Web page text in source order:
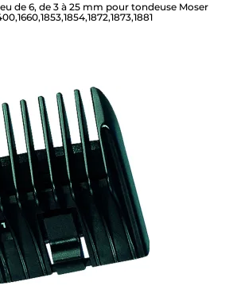
de 6, de 3 à 25 mm pour tondeuse Moser